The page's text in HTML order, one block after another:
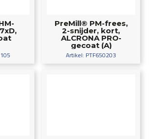
PreMill® PM-frees,
2-snijder, kort,
ALCRONA PRO-
gecoat (A)
Artikel: PTF650203